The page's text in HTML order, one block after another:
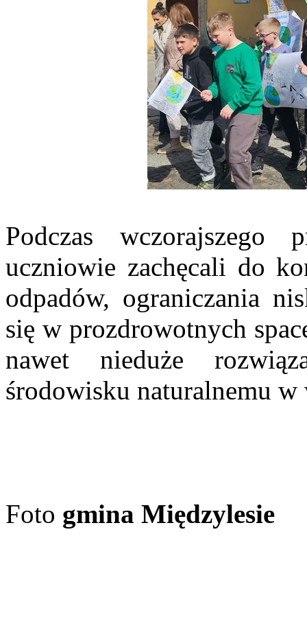
Podczas wczorajszego
uczniowie zachęcali do
odpadów, ograniczania
się w prozdrowotnych
nawet nieduże
środowisku naturalnemu
Foto gmina Międzylesie